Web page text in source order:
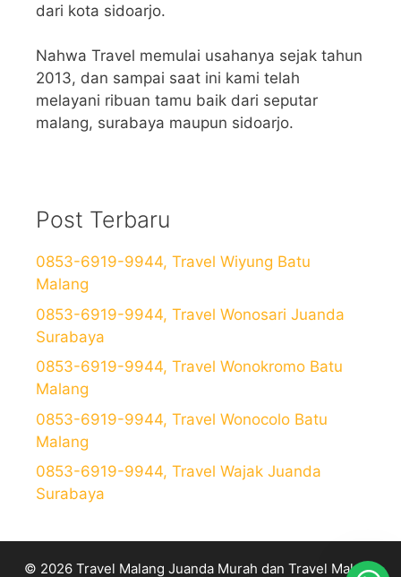
dari kota sidoarjo.
Nahwa Travel memulai usahanya sejak tahun
2013, dan sampai saat ini kami telah
melayani ribuan tamu baik dari seputar
malang, surabaya maupun sidoarjo.
Post Terbaru
0853-6919-9944, Travel Wiyung Batu
Malang
0853-6919-9944, Travel Wonosari Juanda
Surabaya
0853-6919-9944, Travel Wonokromo Batu
Malang
0853-6919-9944, Travel Wonocolo Batu
Malang
0853-6919-9944, Travel Wajak Juanda
Surabaya
© 2026 Travel Malang Juanda Murah dan Travel Malang